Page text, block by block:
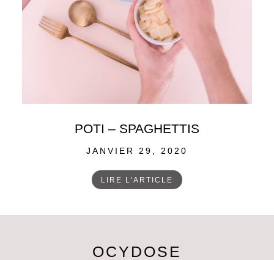
POTI – SPAGHETTIS
POSTED
JANVIER 29, 2020
LIRE L'ARTICLE
OCYDOSE